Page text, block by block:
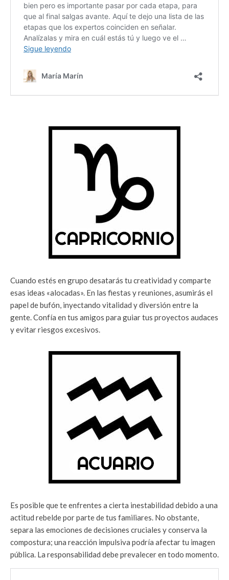
Cuando estés en grupo desatarás tu creatividad y comparte
esas ideas «alocadas». En las fiestas y reuniones, asumirás el
papel de bufón, inyectando vitalidad y diversión entre la
gente. Confía en tus amigos para guiar tus proyectos audaces
y evitar riesgos excesivos.
Es posible que te enfrentes a cierta inestabilidad debido a una
actitud rebelde por parte de tus familiares. No obstante,
separa las emociones de decisiones cruciales y conserva la
compostura; una reacción impulsiva podría afectar tu imagen
pública. La responsabilidad debe prevalecer en todo momento.